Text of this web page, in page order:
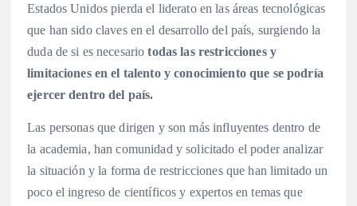
Estados Unidos pierda el liderato en las áreas tecnológicas
que han sido claves en el desarrollo del país, surgiendo la
duda de si es necesariotodas las restricciones y
limitaciones en el talento y conocimiento que se podría
ejercer dentro del país.
Las personas que dirigen y son más influyentes dentro de
la academia, han comunidad y solicitado el poder analizar
la situación y la forma de restricciones que han limitado un
poco el ingreso de científicos y expertos en temas que